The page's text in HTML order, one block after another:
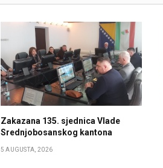
Zakazana 135. sjednica Vlade
Srednjobosanskog kantona
5 AUGUSTA, 2026